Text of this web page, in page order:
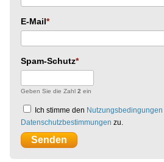
E-Mail
Spam-Schutz
Geben Sie die Zahl 2 ein
Ich stimme den Nutzungsbedingungen
Datenschutzbestimmungen zu.